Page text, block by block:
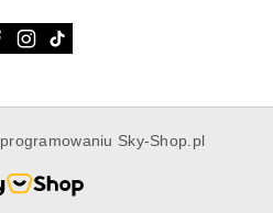
Sky-Shop.pl